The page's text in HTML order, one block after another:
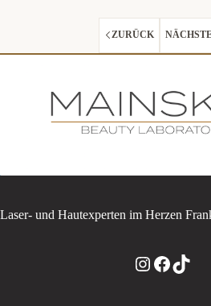
ZURÜCK
Laser- und Hautexperten im Herzen
Instagram